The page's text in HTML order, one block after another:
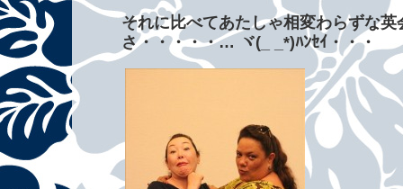
それに比べてあたしゃ相変わらずな英
さ・・・・・… ヾ(_ _*)ﾊﾝｾｲ・・・